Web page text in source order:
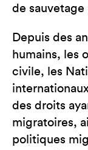
de
Depuis des
humains, les
civile, les
des droits
migratoires,
politiques